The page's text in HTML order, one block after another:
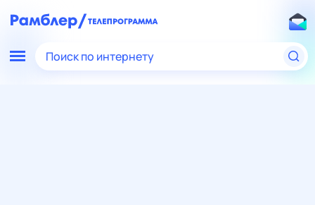
Поиск по интернету